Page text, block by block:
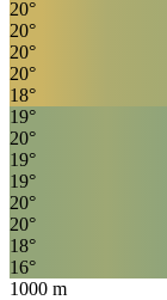
20°
20°
20°
20°
18°
19°
20°
19°
19°
20°
20°
18°
16°
1000 m